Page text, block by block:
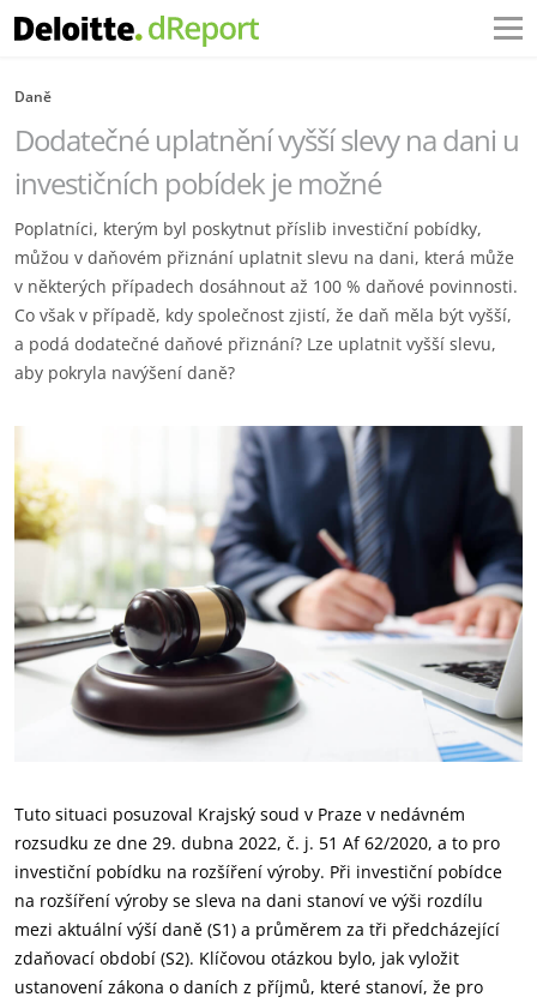
Daně
Dodatečné uplatnění vyšší slevy na dani u
investičních pobídek je možné
Poplatníci, kterým byl poskytnut příslib investiční pobídky,
můžou v daňovém přiznání uplatnit slevu na dani, která může
v některých případech dosáhnout až 100 % daňové povinnosti.
Co však v případě, kdy společnost zjistí, že daň měla být vyšší,
a podá dodatečné daňové přiznání? Lze uplatnit vyšší slevu,
aby pokryla navýšení daně?
Tuto situaci posuzoval Krajský soud v Praze v nedávném
rozsudku ze dne 29. dubna 2022, č. j. 51 Af 62/2020, a to pro
investiční pobídku na rozšíření výroby. Při investiční pobídce
na rozšíření výroby se sleva na dani stanoví ve výši rozdílu
mezi aktuální výší daně (S1) a průměrem za tři předcházející
zdaňovací období (S2). Klíčovou otázkou bylo, jak vyložit
ustanovení zákona o daních z příjmů, které stanoví, že pro